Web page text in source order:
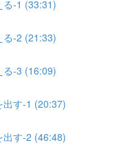
る-1 (33:31)
る-2 (21:33)
る-3 (16:09)
出す-1 (20:37)
出す-2 (46:48)